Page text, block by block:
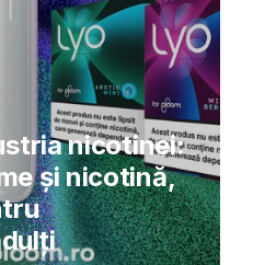
nicotinei:
și nicotină,